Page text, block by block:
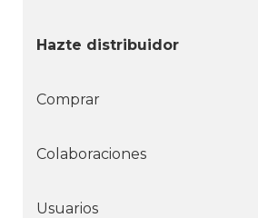
Hazte distribuidor
Comprar
Colaboraciones
Usuarios